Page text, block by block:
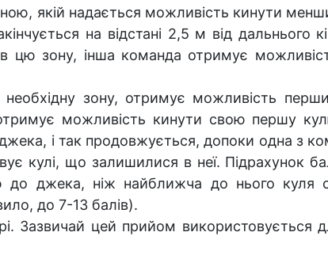
якій надається можливість кинути
на відстані 2,5 м від дальнього
цю зону, інша команда отримує
зону, отримує можливість
можливість кинути свою першу
і так продовжується, допоки одна з
кулі, що залишилися в неї. Підрахунок
джека, ніж найближча до нього куля
до 7-13 балів).
Зазвичай цей прийом використовується